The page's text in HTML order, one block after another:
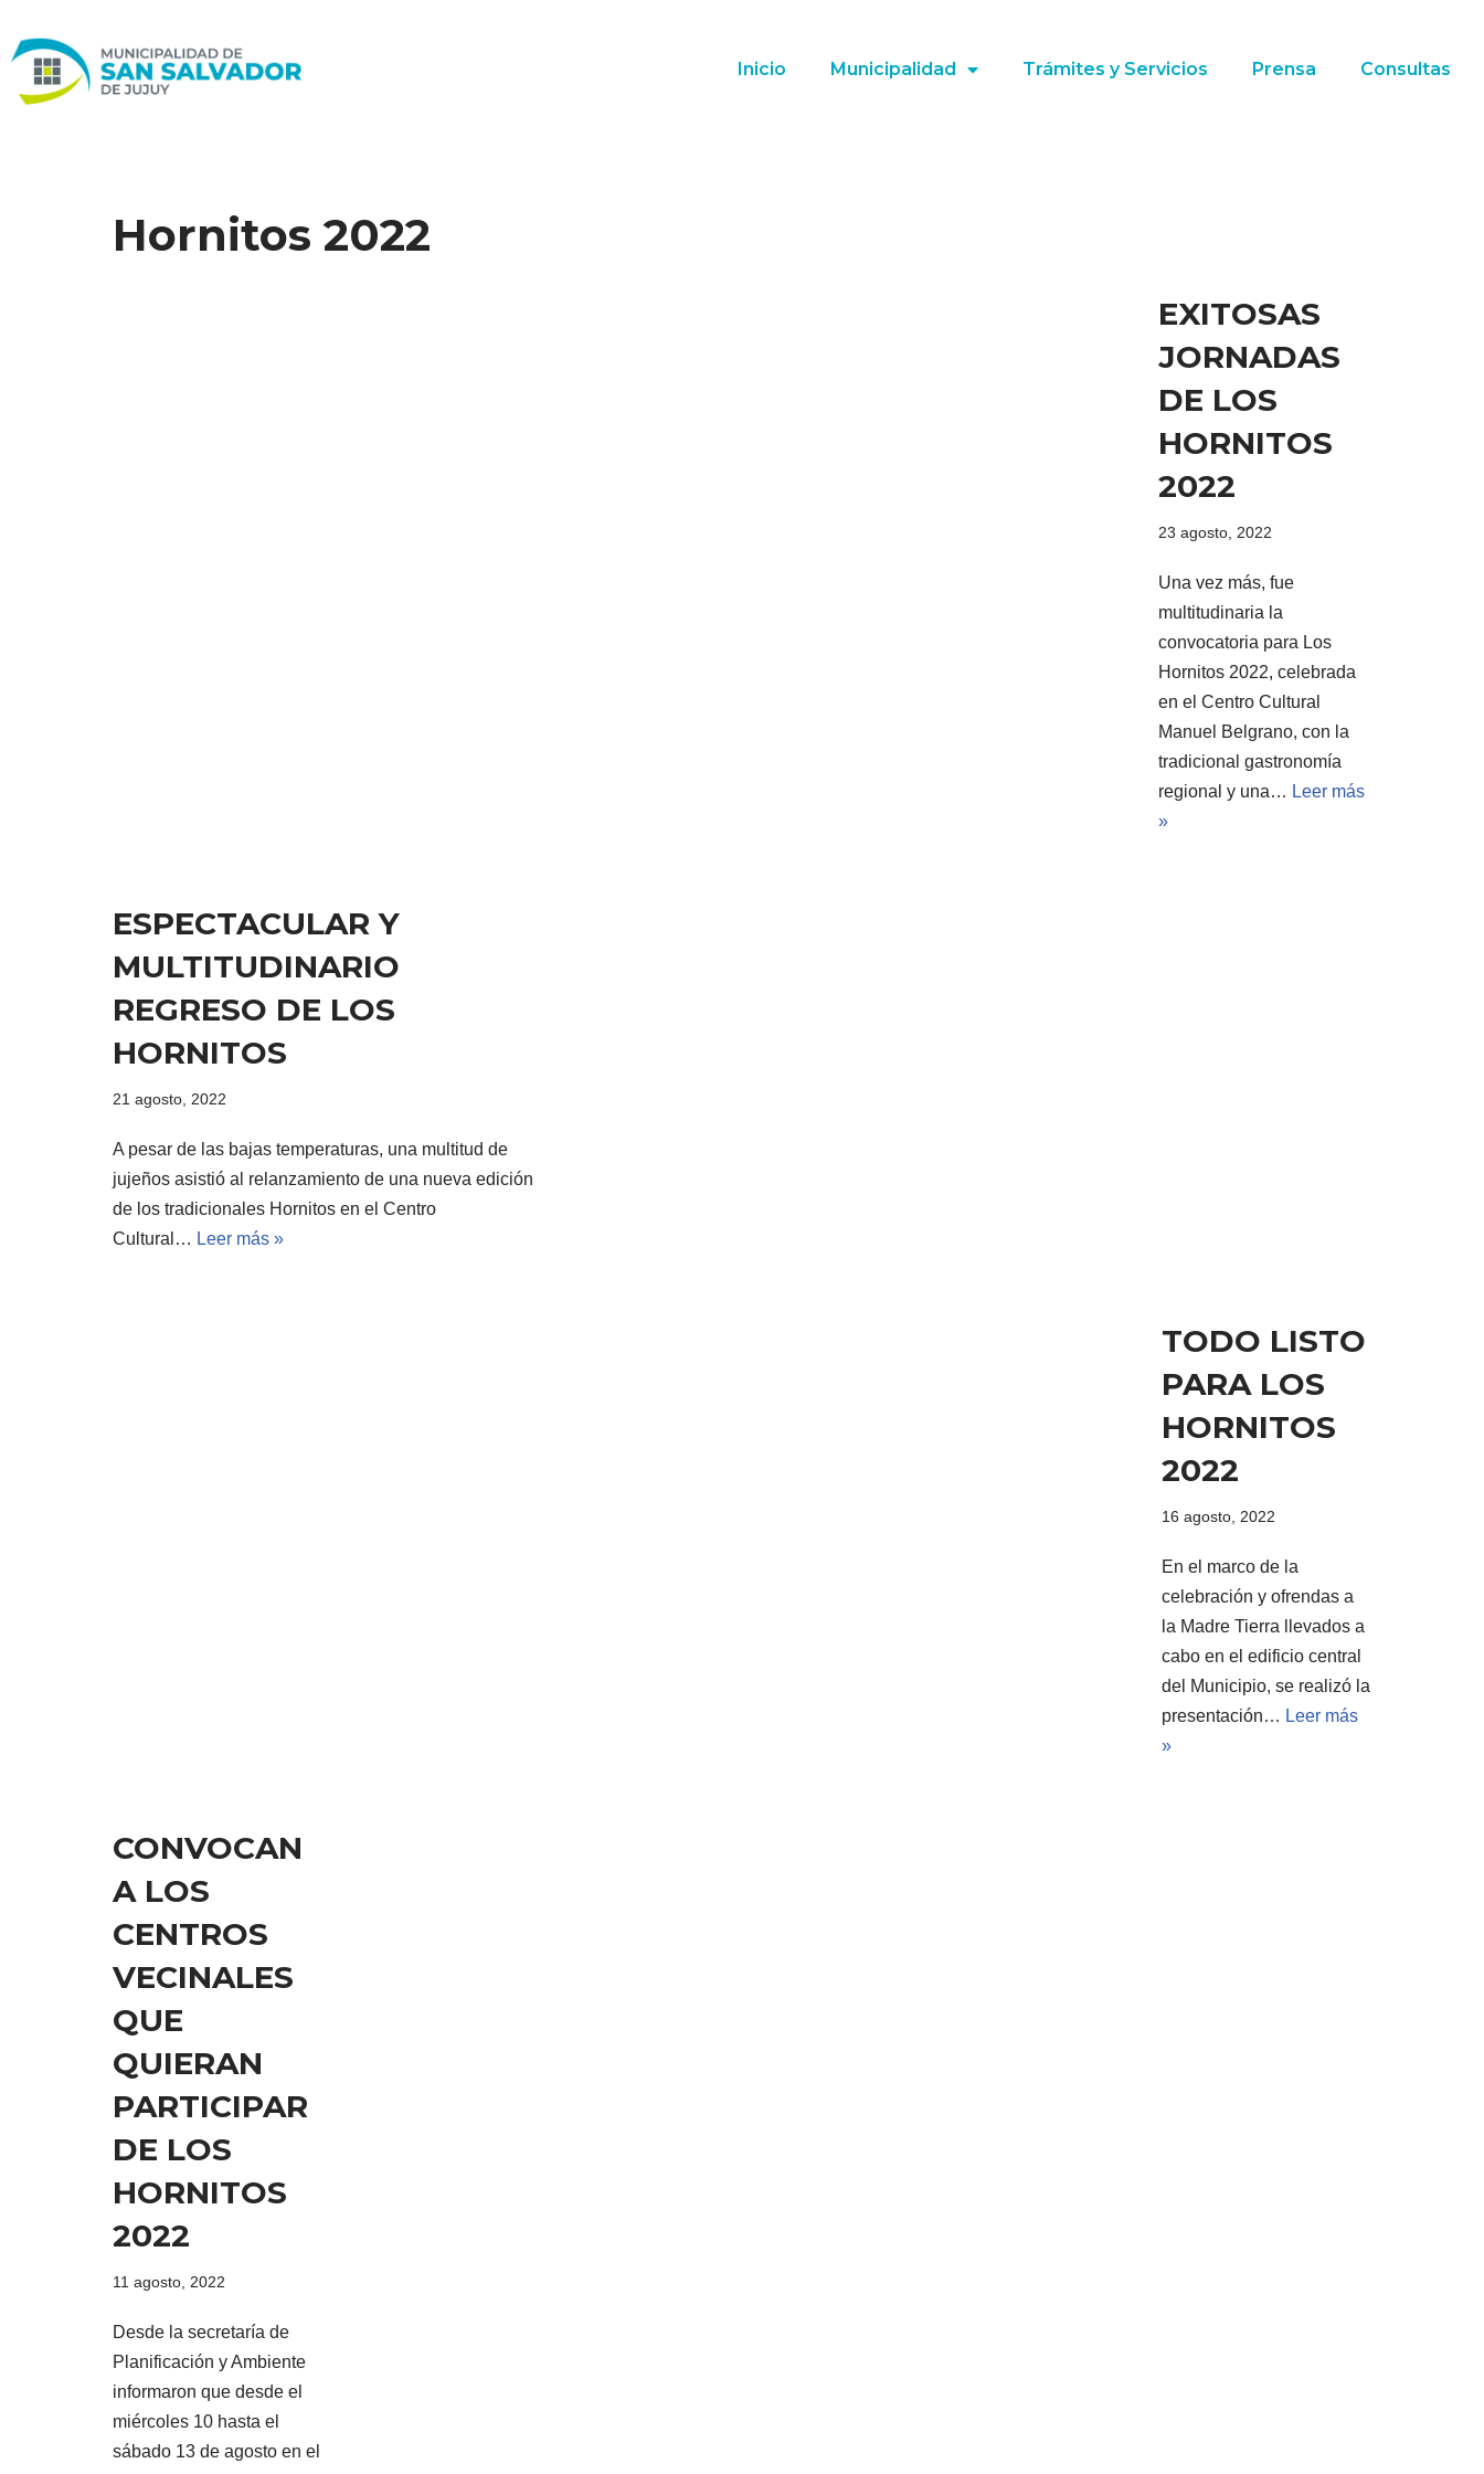
Ir
al
Inicio Municipalidad Trámites y Servicios Prensa Consultas
Hornitos 2022
EXITOSAS
JORNADAS
DE LOS
HORNITOS
2022
23 agosto, 2022
Una vez más, fue
multitudinaria la
convocatoria para Los
Hornitos 2022, celebrada
en el Centro Cultural
Manuel Belgrano, con la
tradicional gastronomía
regional y una… Leer más
»
ESPECTACULAR Y
MULTITUDINARIO
REGRESO DE LOS
HORNITOS
21 agosto, 2022
A pesar de las bajas temperaturas, una multitud de
jujeños asistió al relanzamiento de una nueva edición
de los tradicionales Hornitos en el Centro
Cultural… Leer más »
TODO LISTO
PARA LOS
HORNITOS
2022
16 agosto, 2022
En el marco de la
celebración y ofrendas a
la Madre Tierra llevados a
cabo en el edificio central
del Municipio, se realizó la
presentación… Leer más
»
CONVOCAN
A LOS
CENTROS
VECINALES
QUE
QUIERAN
PARTICIPAR
DE LOS
HORNITOS
2022
11 agosto, 2022
Desde la secretaría de
Planificación y Ambiente
informaron que desde el
miércoles 10 hasta el
sábado 13 de agosto en el